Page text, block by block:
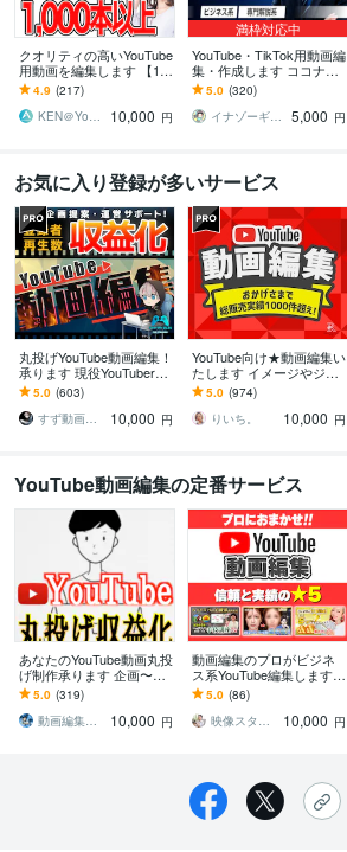
クオリティの高いYouTube
用動画を編集します 【10,
000円でクオリティの高い
動画】作成します！
4.9 (217)
KEN＠YouTube運用代行
10,000 円
満枠対応中
YouTube・TikTok用動画編
集・作成します ココナラ
最安値！カット・テロッ
プ編集すべておまかせく
ださい
5.0 (320)
イナゾーギミック＠歴7年目の動画編集者
5,000 円
お気に入り登録が多いサービス
丸投げYouTube動画編集！
承ります 現役YouTuberが
効果的な動画を作ります
5.0 (603)
すず動画編集者
10,000 円
YouTube向け★動画編集い
たします イメージやジャ
ンルに合わせて編集しま
す♫
5.0 (974)
りいち。
10,000 円
YouTube動画編集の定番サービス
あなたのYouTube動画丸投
げ制作承ります 企画〜編
集まで全て丸投げして、
権利収入を稼ぎません
か？
5.0 (319)
動画編集の人です
10,000 円
動画編集のプロがビジネ
ス系YouTube編集します
カットの精度・テロップ
要約で動画をブラッシュ
アップします
5.0 (86)
映像スタジオエムズ＠宮崎 小川 研二
10,000 円